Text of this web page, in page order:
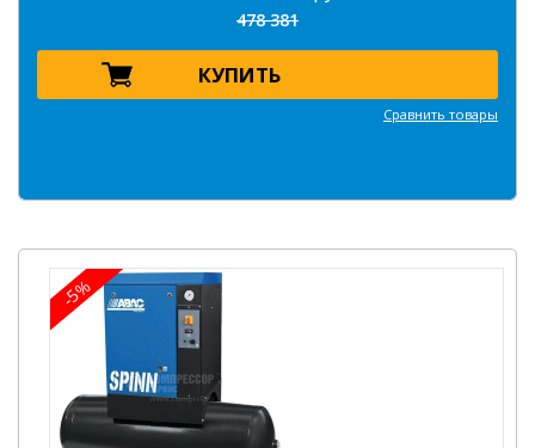
478 381
КУПИТЬ
Сравнить товары
-5%